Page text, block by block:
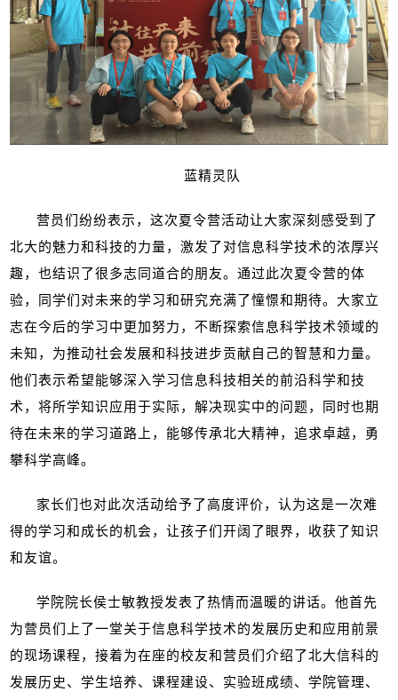
蓝精灵队
营员们纷纷表示，这次夏令营活动让大家深刻感受到了
北大的魅力和科技的力量，激发了对信息科学技术的浓厚兴
趣，也结识了很多志同道合的朋友。通过此次夏令营的体
验，同学们对未来的学习和研究充满了憧憬和期待。大家立
志在今后的学习中更加努力，不断探索信息科学技术领域的
未知，为推动社会发展和科技进步贡献自己的智慧和力量。
他们表示希望能够深入学习信息科技相关的前沿科学和技
术，将所学知识应用于实际，解决现实中的问题，同时也期
待在未来的学习道路上，能够传承北大精神，追求卓越，勇
攀科学高峰。
家长们也对此次活动给予了高度评价，认为这是一次难
得的学习和成长的机会，让孩子们开阔了眼界，收获了知识
和友谊。
学院院长侯士敏教授发表了热情而温暖的讲话。他首先
为营员们上了一堂关于信息科学技术的发展历史和应用前景
的现场课程，接着为在座的校友和营员们介绍了北大信科的
发展历史、学生培养、课程建设、实验班成绩、学院管理、